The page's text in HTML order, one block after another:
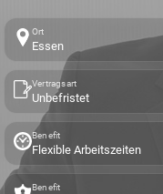
Ort
Essen
Vertragsart
Unbefristet
Benefit
Flexible Arbeitszeiten
Benefit